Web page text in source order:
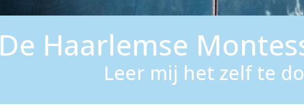
De Haarlemse
Leer mij het zelf te